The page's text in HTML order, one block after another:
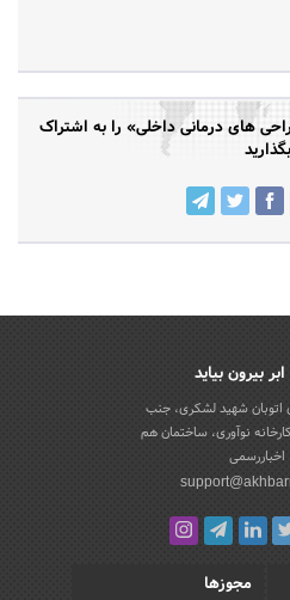
های درمانی داخلی» را به اشتراک
بگذارید
بیرون بیاید
اتوبان شهید لشکری، جنب
نوآوری، ساختمان هم
اخباررسمی
مجوزها